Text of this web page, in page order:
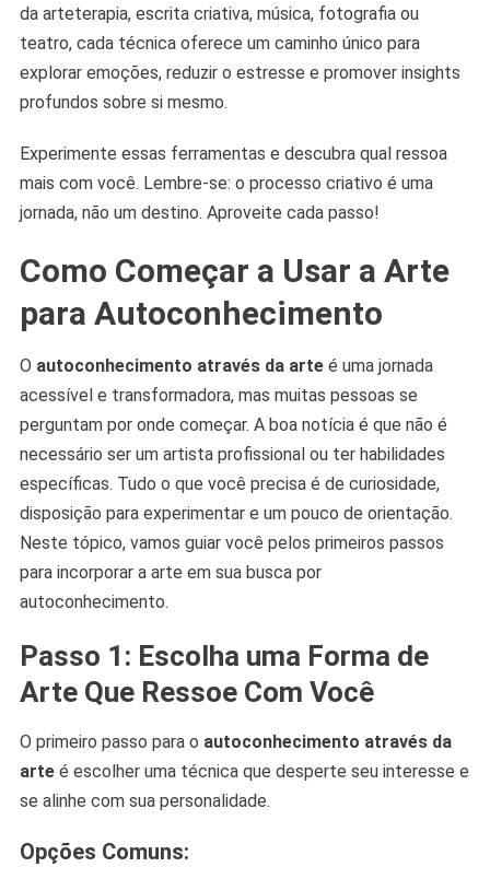
da arteterapia, escrita criativa, música, fotografia ou
teatro, cada técnica oferece um caminho único para
explorar emoções, reduzir o estresse e promover insights
profundos sobre si mesmo.
Experimente essas ferramentas e descubra qual ressoa
mais com você. Lembre-se: o processo criativo é uma
jornada, não um destino. Aproveite cada passo!
Como Começar a Usar a Arte
para Autoconhecimento
O autoconhecimento através da arteé uma jornada
acessível e transformadora, mas muitas pessoas se
perguntam por onde começar. A boa notícia é que não é
necessário ser um artista profissional ou ter habilidades
específicas. Tudo o que você precisa é de curiosidade,
disposição para experimentar e um pouco de orientação.
Neste tópico, vamos guiar você pelos primeiros passos
para incorporar a arte em sua busca por
autoconhecimento.
Passo 1: Escolha uma Forma de
Arte Que Ressoe Com Você
O primeiro passo para o autoconhecimento através da
arteé escolher uma técnica que desperte seu interesse e
se alinhe com sua personalidade.
Opções Comuns: